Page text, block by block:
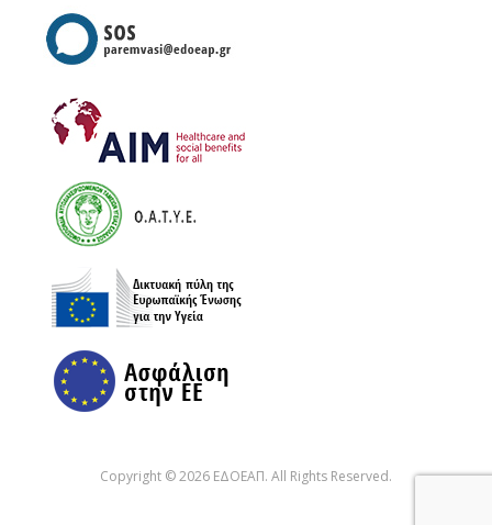
Copyright © 2026 ΕΔΟΕΑΠ. All Rights Reserved.